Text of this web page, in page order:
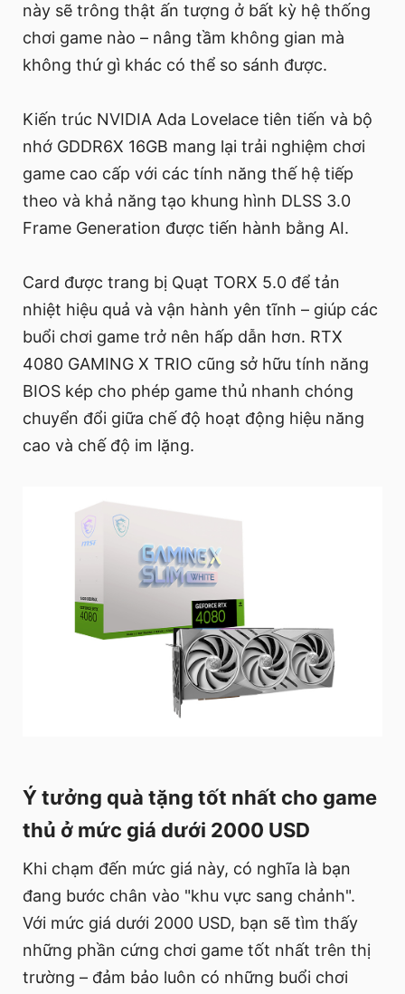
này sẽ trông thật ấn tượng ở bất kỳ hệ thống
chơi game nào – nâng tầm không gian mà
không thứ gì khác có thể so sánh được.
Kiến trúc NVIDIA Ada Lovelace tiên tiến và bộ
nhớ GDDR6X 16GB mang lại trải nghiệm chơi
game cao cấp với các tính năng thế hệ tiếp
theo và khả năng tạo khung hình DLSS 3.0
Frame Generation được tiến hành bằng AI.
Card được trang bị Quạt TORX 5.0 để tản
nhiệt hiệu quả và vận hành yên tĩnh – giúp các
buổi chơi game trở nên hấp dẫn hơn. RTX
4080 GAMING X TRIO cũng sở hữu tính năng
BIOS kép cho phép game thủ nhanh chóng
chuyển đổi giữa chế độ hoạt động hiệu năng
cao và chế độ im lặng.
Ý tưởng quà tặng tốt nhất cho game
thủ ở mức giá dưới 2000 USD
Khi chạm đến mức giá này, có nghĩa là bạn
đang bước chân vào "khu vực sang chảnh".
Với mức giá dưới 2000 USD, bạn sẽ tìm thấy
những phần cứng chơi game tốt nhất trên thị
trường – đảm bảo luôn có những buổi chơi